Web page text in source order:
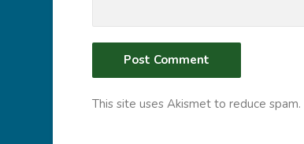
This site uses Akismet to reduce spam.